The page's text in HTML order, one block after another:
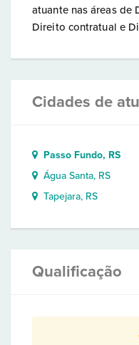
atuante nas áreas de
Direito contratual e
Cidades de
Passo Fundo, RS
Água Santa, RS
Tapejara, RS
Qualificação